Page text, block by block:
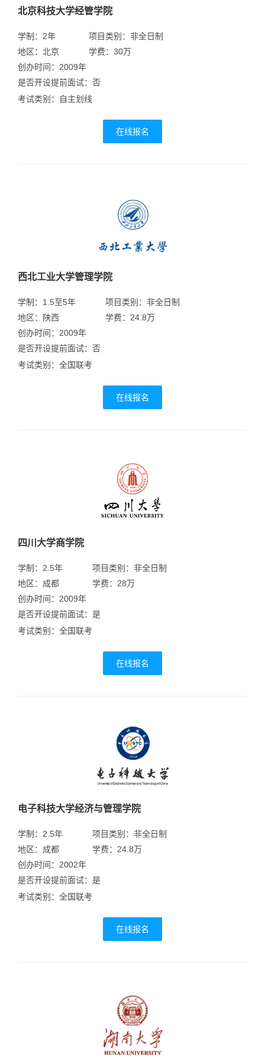
北京科技大学经管学院
学制：2年
地区：北京
项目类别：非全日制
学费：30万
创办时间：2009年
是否开设提前面试：否
考试类别：自主划线
在线报名
西北工业大学管理学院
学制：1.5至5年
地区：陕西
项目类别：非全日制
学费：24.8万
创办时间：2009年
是否开设提前面试：否
考试类别：全国联考
在线报名
四川大学商学院
学制：2.5年
地区：成都
项目类别：非全日制
学费：28万
创办时间：2009年
是否开设提前面试：是
考试类别：全国联考
在线报名
电子科技大学经济与管理学院
学制：2.5年
地区：成都
项目类别：非全日制
学费：24.8万
创办时间：2002年
是否开设提前面试：是
考试类别：全国联考
在线报名